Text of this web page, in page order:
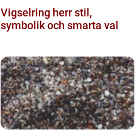
Vigselring herr stil,
symbolik och smarta val